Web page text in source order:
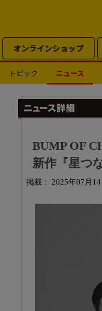
オンラインショップ
トピック ニュース
BUMP OF
新作『星つ
掲載： 2025年07月